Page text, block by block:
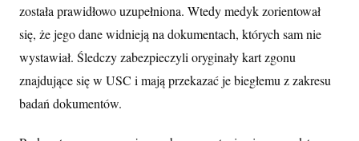
została prawidłowo uzupełniona. Wtedy medyk zorientował
się, że jego dane widnieją na dokumentach, których sam nie
wystawiał. Śledczy zabezpieczyli oryginały kart zgonu
znajdujące się w USC i mają przekazać je biegłemu z zakresu
badań dokumentów.